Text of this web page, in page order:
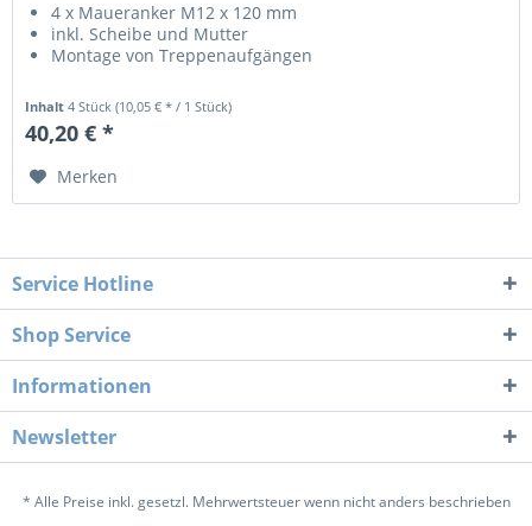
4 x Maueranker M12 x 120 mm
inkl. Scheibe und Mutter
Montage von Treppenaufgängen
Inhalt4 Stück(10,05 € * / 1 Stück)
40,20 € *
Merken
Service Hotline
Shop Service
Informationen
Newsletter
* Alle Preise inkl. gesetzl. Mehrwertsteuer wenn nicht anders beschrieben